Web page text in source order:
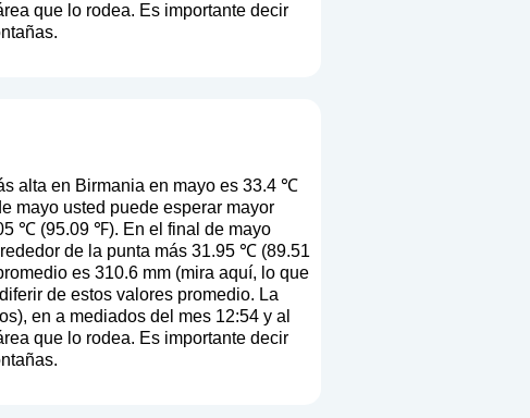
que lo rodea. Es importante decir
alta en Birmania en mayo es 33.4 ℃
mayo usted puede esperar mayor
℃ (95.09 ℉). En el final de mayo
de la punta más 31.95 ℃ (89.51
es 310.6 mm (mira aquí, lo que
de estos valores promedio. La
en a mediados del mes 12:54 y al
que lo rodea. Es importante decir